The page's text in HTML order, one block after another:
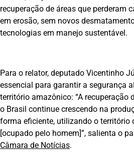
recuperação de áreas que perderam
em erosão, sem novos
tecnologias em manejo sustentável.
Para o relator, deputado Vicentinho
essencial para garantir a segurança
território amazônico: “A recuperação
o Brasil continue crescendo na
forma eficiente, utilizando o território
[ocupado pelo homem]”, salienta o
Câmara de Notícias.